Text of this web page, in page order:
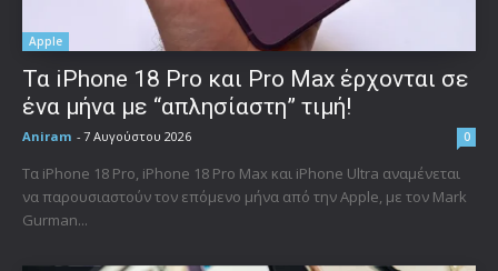
Apple
Τα iPhone 18 Pro και Pro Max έρχονται σε
ένα μήνα με “απλησίαστη” τιμή!
Aniram - 7 Αυγούστου 2026 0
Τα iPhone 18 Pro, iPhone 18 Pro Max και iPhone Ultra αναμένεται
να παρουσιαστούν τον επόμενο μήνα από την Apple, με τον Mark
Gurman...